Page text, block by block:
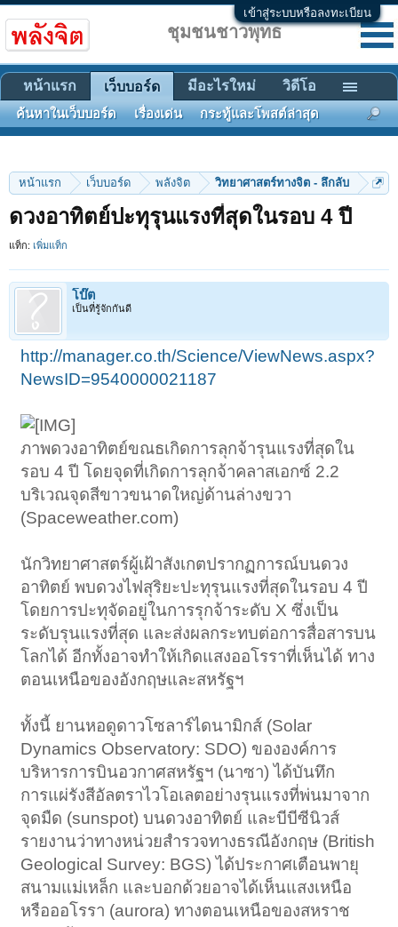
เข้าสู่ระบบหรือลงทะเบียน
หน้าแรก เว็บบอร์ด พลังจิต วิทยาศาสตร์ทางจิต - ลึกลับ
ดวงอาทิตย์ปะทุรุนแรงที่สุดในรอบ 4 ปี
แท็ก: เพิ่มแท็ก
โบ๊ต
เป็นที่รู้จักกันดี
http://manager.co.th/Science/ViewNews.aspx?
NewsID=9540000021187
ภาพดวงอาทิตย์ขณธเกิดการลุกจ้ารุนแรงที่สุดใน
รอบ 4 ปี โดยจุดที่เกิดการลุกจ้าคลาสเอกซ์ 2.2
บริเวณจุดสีขาวขนาดใหญ่ด้านล่างขวา
(Spaceweather.com)
นักวิทยาศาสตร์ผู้เฝ้าสังเกตปรากฏการณ์บนดวง
อาทิตย์ พบดวงไฟสุริยะปะทุรุนแรงที่สุดในรอบ 4 ปี
โดยการปะทุจัดอยู่ในการรุกจ้าระดับ X ซึ่งเป็น
ระดับรุนแรงที่สุด และส่งผลกระทบต่อการสื่อสารบน
โลกได้ อีกทั้งอาจทำให้เกิดแสงออโรราที่เห็นได้ ทาง
ตอนเหนือของอังกฤษและสหรัฐฯ
ทั้งนี้ ยานหอดูดาวโซลาร์ไดนามิกส์ (Solar
Dynamics Observatory: SDO) ขององค์การ
บริหารการบินอวกาศสหรัฐฯ (นาซา) ได้บันทึก
การแผ่รังสีอัลตราไวโอเลตอย่างรุนแรงที่พ่นมาจาก
จุดมืด (sunspot) บนดวงอาทิตย์ และบีบีซีนิวส์
รายงานว่าทางหน่วยสำรวจทางธรณีอังกฤษ (British
Geological Survey: BGS) ได้ประกาศเตือนพายุ
สนามแม่เหล็ก และบอกด้วยอาจได้เห็นแสงเหนือ
หรือออโรรา (aurora) ทางตอนเหนือของสหราช
ชุมชนชาวพุทธ
หน้าแรก เว็บบอร์ด
ค้นหาในเว็บบอร์ด เรื่องเด่น กระทู้และโพสต์ล่าสุด
มีอะไรใหม่ วิดีโอ